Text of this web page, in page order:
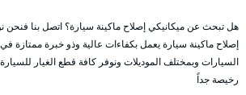
هل تبحث عن ميكانيكي إصلاح ماكينة سيارة؟ اتصل بنا فنحن
إصلاح ماكينة سيارة يعمل بكفاءات عالية وذو خبرة ممتازة في
السيارات وبمختلف الموديلات ونوفر كافة قطع الغيار
رخيصة جداً